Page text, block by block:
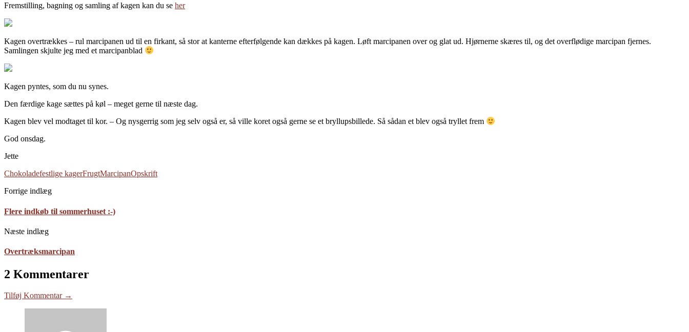
Fremstilling, bagning og samling af kagen kan du se her
Kagen overtrækkes – rul marcipanen ud til en firkant, så stor at kanterne efterfølgende kan dækkes på kagen. Løft marcipanen over og glat ud. Hjørnerne skæres til, og det overflødige marcipan fjernes.
Samlingen skjulte jeg med et marcipanblad
Kagen pyntes, som du nu synes.
Den færdige kage sættes på køl – meget gerne til næste dag.
Kagen blev vel modtaget til kor. – Og nysgerrig som jeg selv også er, så ville koret også gerne se et bryllupsbillede. Så sådan et blev også tryllet frem
God onsdag.
Jette
Chokoladefestlige kagerFrugtMarcipanOpskrift
Forrige indlæg
Flere indkøb til sommerhuset :-)
Næste indlæg
Overtræksmarcipan
2 Kommentarer
Tilføj Kommentar →